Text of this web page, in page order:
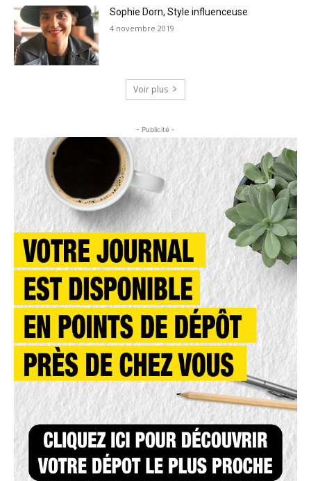
Sophie Dorn, Style influenceuse
4 novembre 2019
Voir plus
- Publicité -